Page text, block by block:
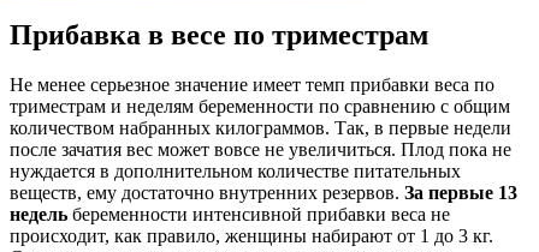
Прибавка в весе по триместрам
Не менее серьезное значение имеет темп прибавки веса по
триместрам и неделям беременности по сравнению с общим
количеством набранных килограммов. Так, в первые недели
после зачатия вес может вовсе не увеличиться. Плод пока не
нуждается в дополнительном количестве питательных
веществ, ему достаточно внутренних резервов. За первые 13
недель беременности интенсивной прибавки веса не
происходит, как правило, женщины набирают от 1 до 3 кг.